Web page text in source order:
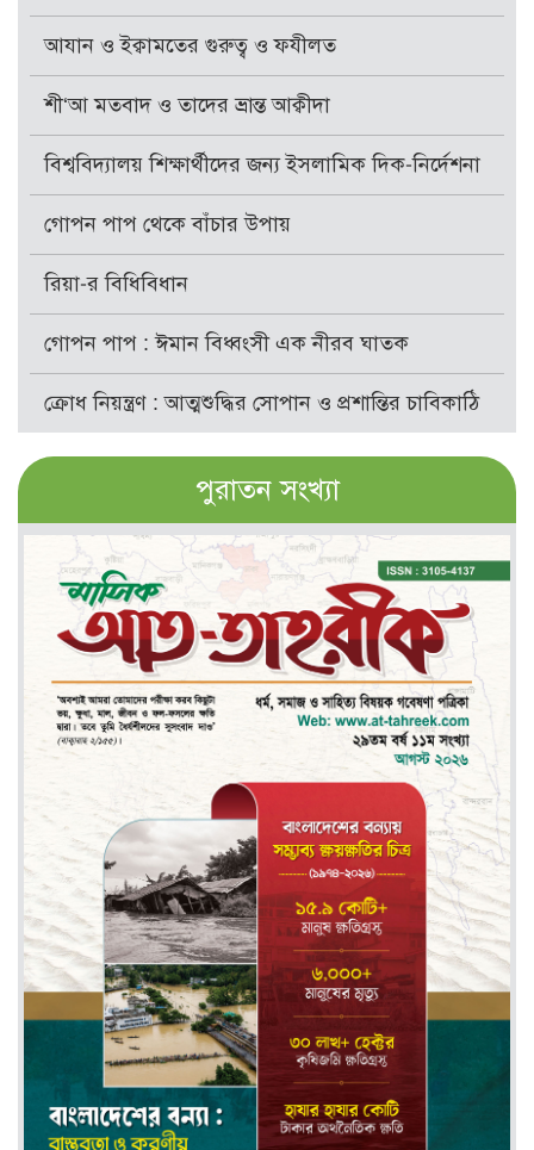
আযান ও ইক্বামতের গুরুত্ব ও ফযীলত
শী‘আ মতবাদ ও তাদের ভ্রান্ত আক্বীদা
বিশ্ববিদ্যালয় শিক্ষার্থীদের জন্য ইসলামিক দিক-নির্দেশনা
গোপন পাপ থেকে বাঁচার উপায়
রিয়া-র বিধিবিধান
গোপন পাপ : ঈমান বিধ্বংসী এক নীরব ঘাতক
ক্রোধ নিয়ন্ত্রণ : আত্মশুদ্ধির সোপান ও প্রশান্তির চাবিকাঠি
পুরাতন সংখ্যা